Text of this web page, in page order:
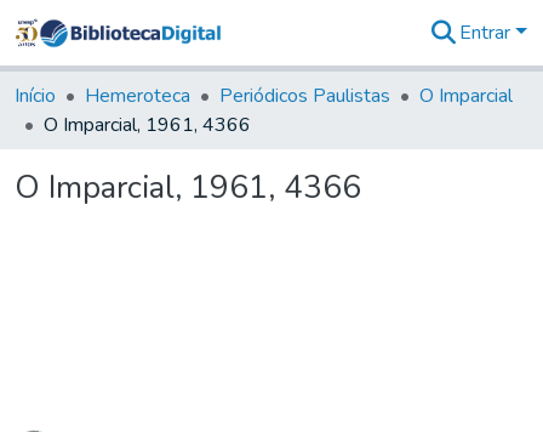
&
Coleções
Tudo na
Digital
Entrar
Início Hemeroteca Periódicos Paulistas
O Imparcial
O Imparcial, 1961, 4366
O Imparcial, 1961, 4366